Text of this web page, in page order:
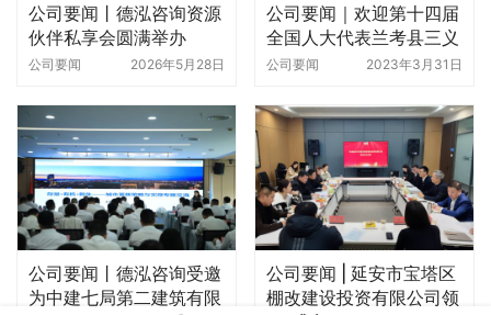
公司要闻丨德泓咨询资源
伙伴私享会圆满举办
公司要闻 2026年5月28日
公司要闻｜欢迎第十四届
全国人大代表兰考县三义
寨乡白云山村支部书记陈
公司要闻 2023年3月31日
公司要闻丨德泓咨询受邀
为中建七局第二建筑有限
公司要闻 | 延安市宝塔区
棚改建设投资有限公司领